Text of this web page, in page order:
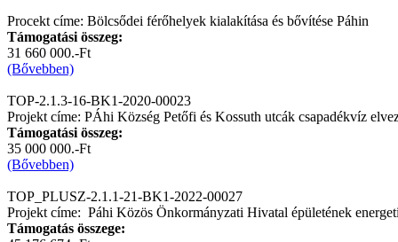
Procekt címe: Bölcsődei férőhelyek kialakítása és bővítése Páhin
Támogatási összeg:
31 660 000.-Ft
(Bővebben)
TOP-2.1.3-16-BK1-2020-00023
Projekt címe: PÁhi Község Petőfi és Kossuth utcák csapadékvíz
Támogatási összeg:
35 000 000.-Ft
(Bővebben)
TOP_PLUSZ-2.1.1-21-BK1-2022-00027
Projekt címe: Páhi Közös Önkormányzati Hivatal épületének
Támogatás összege: